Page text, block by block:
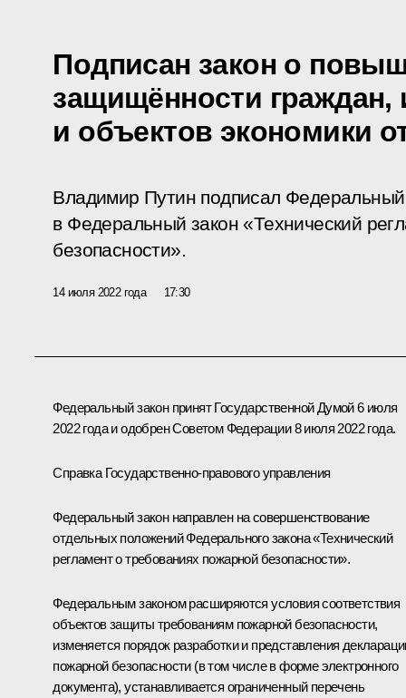
Подписан закон о
защищённости граждан,
и объектов экономики
Владимир Путин подписал
в Федеральный закон «Технический
безопасности».
14 июля 2022 года 17:30
Федеральный закон принят Государственной Думой 6 июля
2022 года и одобрен Советом Федерации 8 июля 2022 года.
Справка Государственно-правового управления
Федеральный закон направлен на совершенствование
отдельных положений Федерального закона «Технический
регламент о требованиях пожарной безопасности».
Федеральным законом расширяются условия соответствия
объектов защиты требованиям пожарной безопасности,
изменяется порядок разработки и представления
пожарной безопасности (в том числе в форме электронного
документа), устанавливается ограниченный перечень